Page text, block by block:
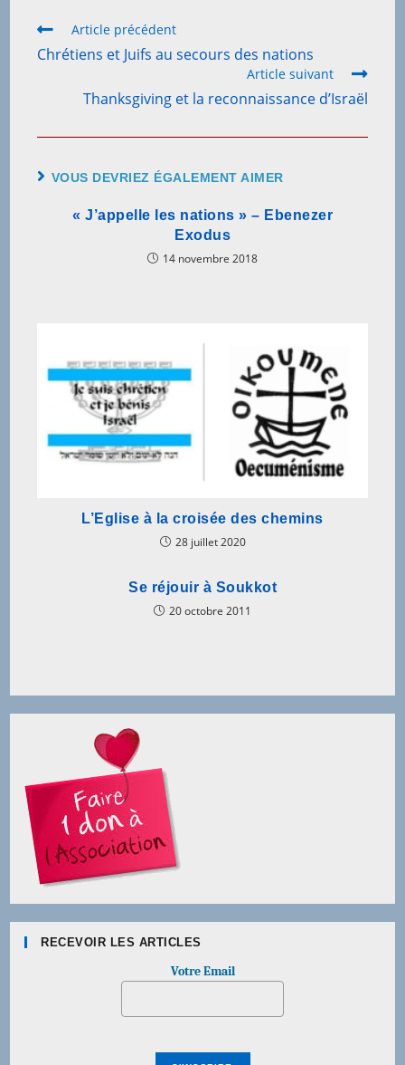
Article précédent
Chrétiens et Juifs au secours des nations
Article suivant
Thanksgiving et la reconnaissance d’Israël
VOUS DEVRIEZ ÉGALEMENT AIMER
« J’appelle les nations » – Ebenezer
Exodus
14 novembre 2018
L’Eglise à la croisée des chemins
28 juillet 2020
Se réjouir à Soukkot
20 octobre 2011
RECEVOIR LES ARTICLES
Votre Email